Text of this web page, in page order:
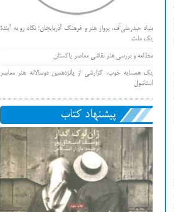
بنیاد حیدرعلی‌اُف، پرواز هنر و فرهنگ آذربایجان؛ نگاه رو به آیندۀ
یک ملت
مطالعه و بررسی هنر نقاشی معاصر پاکستان
یک همسایه خوب، گزارشی از پانزدهمین دوسالانه هنر معاصر
استانبول
پیشنهاد کتاب